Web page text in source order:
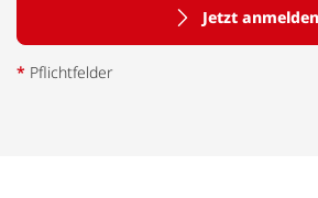
Jetzt anmelden
* Pflichtfelder